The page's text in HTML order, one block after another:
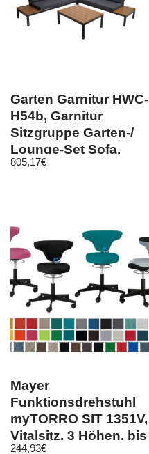
Garten Garnitur HWC-
H54b, Garnitur
Sitzgruppe Garten-/
Lounge-Set Sofa,
Olefin
805,17€
Mayer
Funktionsdrehstuhl
myTORRO SIT 1351V,
Vitalsitz, 3 Höhen, bis
244,93€